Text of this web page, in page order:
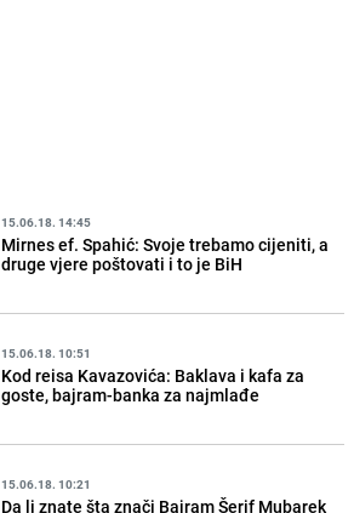
15.06.18. 14:45
Mirnes ef. Spahić: Svoje trebamo cijeniti, a
druge vjere poštovati i to je BiH
15.06.18. 10:51
Kod reisa Kavazovića: Baklava i kafa za
goste, bajram-banka za najmlađe
15.06.18. 10:21
Da li znate šta znači Bajram Šerif Mubarek